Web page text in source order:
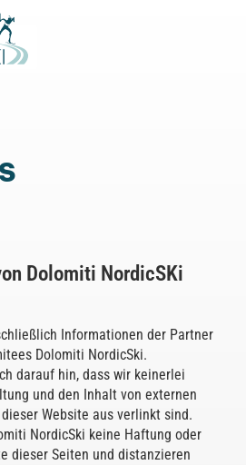
Dolomiti NordicSKi
Informationen der Partner
Dolomiti NordicSki.
darauf hin, dass wir keinerlei
und den Inhalt von externen
Website aus verlinkt sind.
NordicSki keine Haftung oder
dieser Seiten und distanzieren